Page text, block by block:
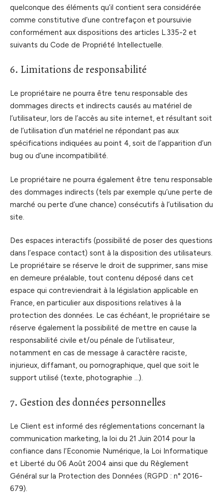
quelconque des éléments qu’il contient sera considérée
comme constitutive d’une contrefaçon et poursuivie
conformément aux dispositions des articles L.335-2 et
suivants du Code de Propriété Intellectuelle.
6. Limitations de responsabilité
Le propriétaire ne pourra être tenu responsable des
dommages directs et indirects causés au matériel de
l’utilisateur, lors de l’accès au site internet, et résultant soit
de l’utilisation d’un matériel ne répondant pas aux
spécifications indiquées au point 4, soit de l’apparition d’un
bug ou d’une incompatibilité.
Le propriétaire ne pourra également être tenu responsable
des dommages indirects (tels par exemple qu’une perte de
marché ou perte d’une chance) consécutifs à l’utilisation du
site.
Des espaces interactifs (possibilité de poser des questions
dans l’espace contact) sont à la disposition des utilisateurs.
Le propriétaire se réserve le droit de supprimer, sans mise
en demeure préalable, tout contenu déposé dans cet
espace qui contreviendrait à la législation applicable en
France, en particulier aux dispositions relatives à la
protection des données. Le cas échéant, le propriétaire se
réserve également la possibilité de mettre en cause la
responsabilité civile et/ou pénale de l’utilisateur,
notamment en cas de message à caractère raciste,
injurieux, diffamant, ou pornographique, quel que soit le
support utilisé (texte, photographie …).
7. Gestion des données personnelles
Le Client est informé des réglementations concernant la
communication marketing, la loi du 21 Juin 2014 pour la
confiance dans l’Economie Numérique, la Loi Informatique
et Liberté du 06 Août 2004 ainsi que du Règlement
Général sur la Protection des Données (RGPD : n° 2016-
679).